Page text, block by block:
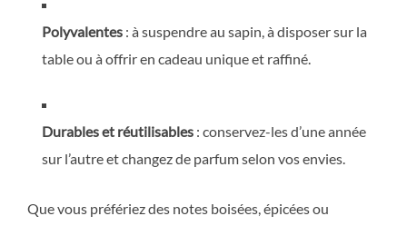
Polyvalentes : à suspendre au sapin, à disposer sur la
table ou à offrir en cadeau unique et raffiné.
Durables et réutilisables : conservez-les d’une année
sur l’autre et changez de parfum selon vos envies.
Que vous préfériez des notes boisées, épicées ou